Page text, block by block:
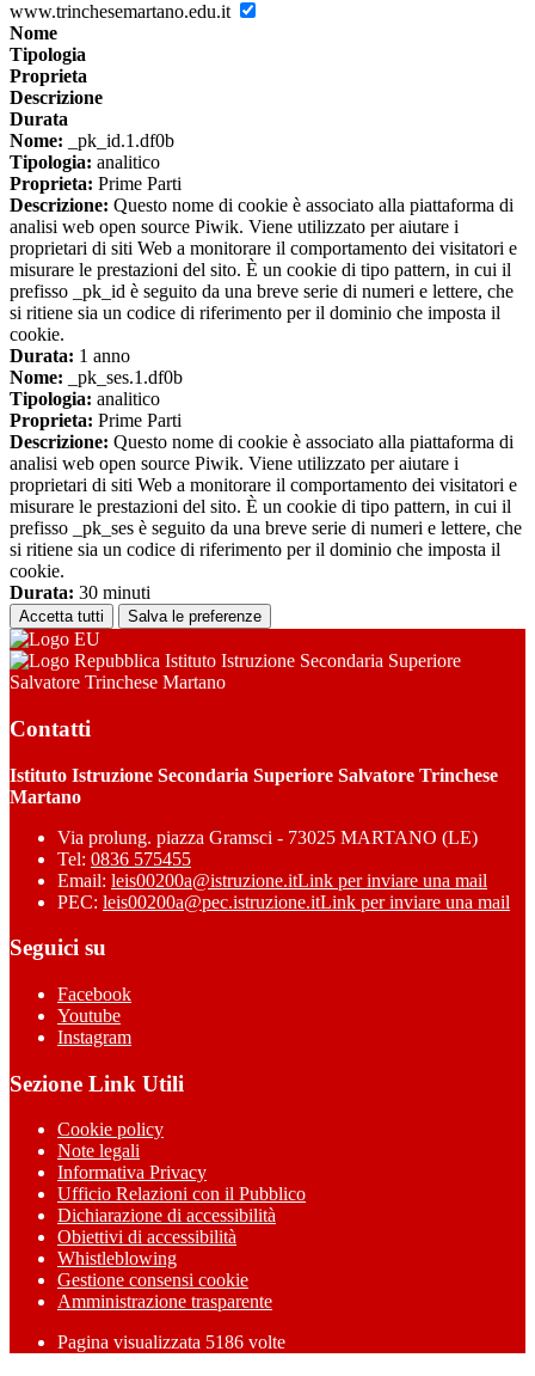
www.trinchesemartano.edu.it
Nome
Tipologia
Proprieta
Descrizione
Durata
Nome: _pk_id.1.df0b
Tipologia: analitico
Proprieta: Prime Parti
Descrizione: Questo nome di cookie è associato alla piattaforma di
analisi web open source Piwik. Viene utilizzato per aiutare i
proprietari di siti Web a monitorare il comportamento dei visitatori e
misurare le prestazioni del sito. È un cookie di tipo pattern, in cui il
prefisso _pk_id è seguito da una breve serie di numeri e lettere, che
si ritiene sia un codice di riferimento per il dominio che imposta il
cookie.
Durata: 1 anno
Nome: _pk_ses.1.df0b
Tipologia: analitico
Proprieta: Prime Parti
Descrizione: Questo nome di cookie è associato alla piattaforma di
analisi web open source Piwik. Viene utilizzato per aiutare i
proprietari di siti Web a monitorare il comportamento dei visitatori e
misurare le prestazioni del sito. È un cookie di tipo pattern, in cui il
prefisso _pk_ses è seguito da una breve serie di numeri e lettere, che
si ritiene sia un codice di riferimento per il dominio che imposta il
cookie.
Durata: 30 minuti
Accetta tutti Salva le preferenze
Istituto Istruzione Secondaria Superiore
Salvatore Trinchese Martano
Contatti
Istituto Istruzione Secondaria Superiore Salvatore Trinchese
Martano
Via prolung. piazza Gramsci - 73025 MARTANO (LE)
Tel: 0836 575455
Email: leis00200a@istruzione.itLink per inviare una mail
PEC: leis00200a@pec.istruzione.itLink per inviare una mail
Seguici su
Facebook
Youtube
Instagram
Sezione Link Utili
Cookie policy
Note legali
Informativa Privacy
Ufficio Relazioni con il Pubblico
Dichiarazione di accessibilità
Obiettivi di accessibilità
Whistleblowing
Gestione consensi cookie
Amministrazione trasparente
Pagina visualizzata 5186 volte